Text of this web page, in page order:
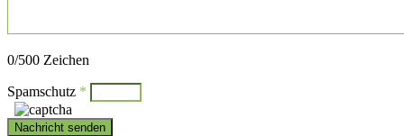
0/500 Zeichen
Spamschutz *